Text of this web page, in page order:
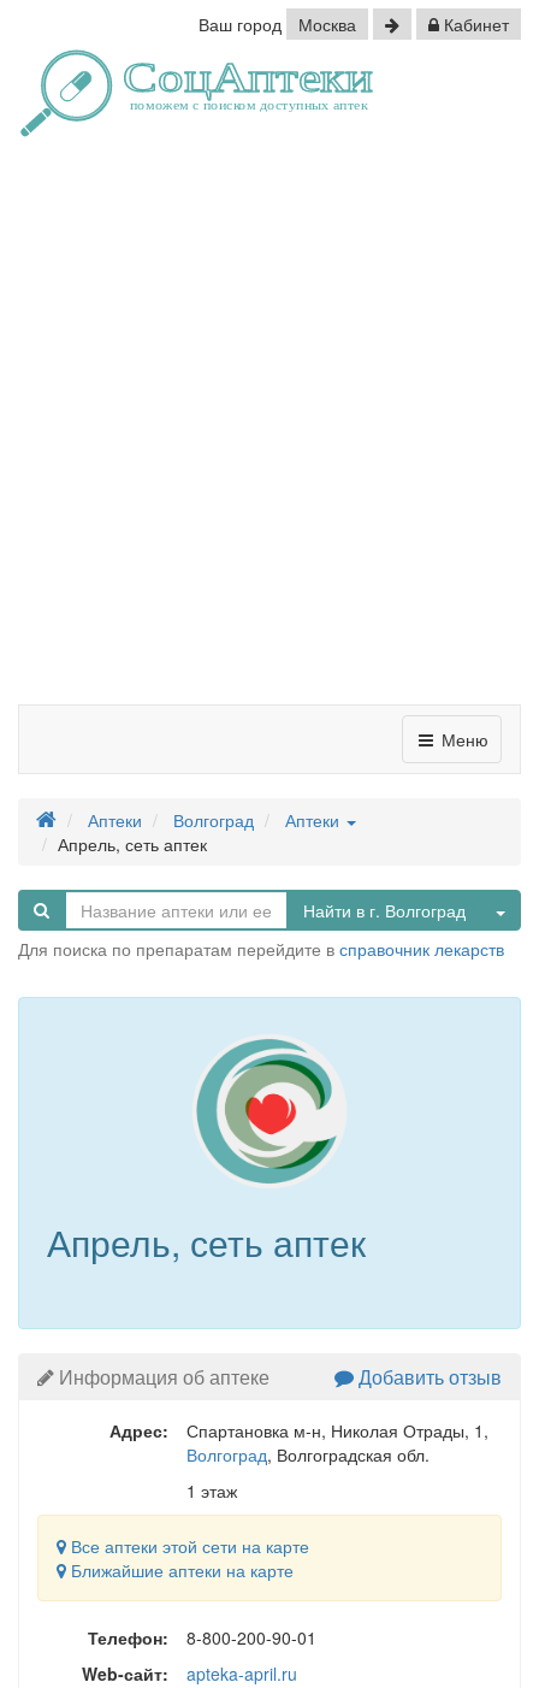
Ваш город Москва Кабинет
Меню
Аптеки Волгоград
Аптеки
Апрель, сеть аптек
Найти в г. Волгоград
Для поиска по препаратам перейдите в справочник лекарств
Апрель, сеть аптек
Информация об аптеке Добавить отзыв
Адрес: Спартановка м-н, Николая Отрады, 1 ,
Волгоград, Волгоградская обл.
1 этаж
Все аптеки этой сети на карте
Ближайшие аптеки на карте
Телефон:
8-800-200-90-01
Web-сайт:
apteka-april.ru